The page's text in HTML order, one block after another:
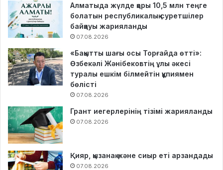
Алматыда жүлде қоры 10,5 млн теңге
болатын республикалық суретшілер
байқауы жарияланды
07.08.2026
«Бақытты шағы осы Торғайда өтті»:
Өзбекәлі Жәнібековтің ұлы әкесі
туралы ешкім білмейтін құпиямен
бөлісті
07.08.2026
Грант иегерлерінің тізімі жарияланды
07.08.2026
Қияр, қызанақ және сиыр еті арзандады
07.08.2026